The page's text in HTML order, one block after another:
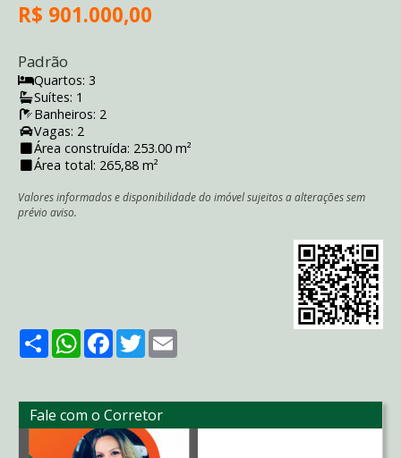
R$ 901.000,00
Padrão
Quartos: 3
Suítes: 1
Banheiros: 2
Vagas: 2
Área construída: 253.00 m²
Área total: 265,88 m²
Valores informados e disponibilidade do imóvel sujeitos a alterações sem
prévio aviso.
ShareWhatsApp
Facebook
Twitter
Fale com o Corretor